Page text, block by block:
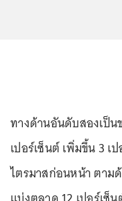
ทางด้านอันดับสองเป็
เปอร์เซ็นต์ เพิ่มขึ้น 3 เ
ไตรมาสก่อนหน้า ตาม